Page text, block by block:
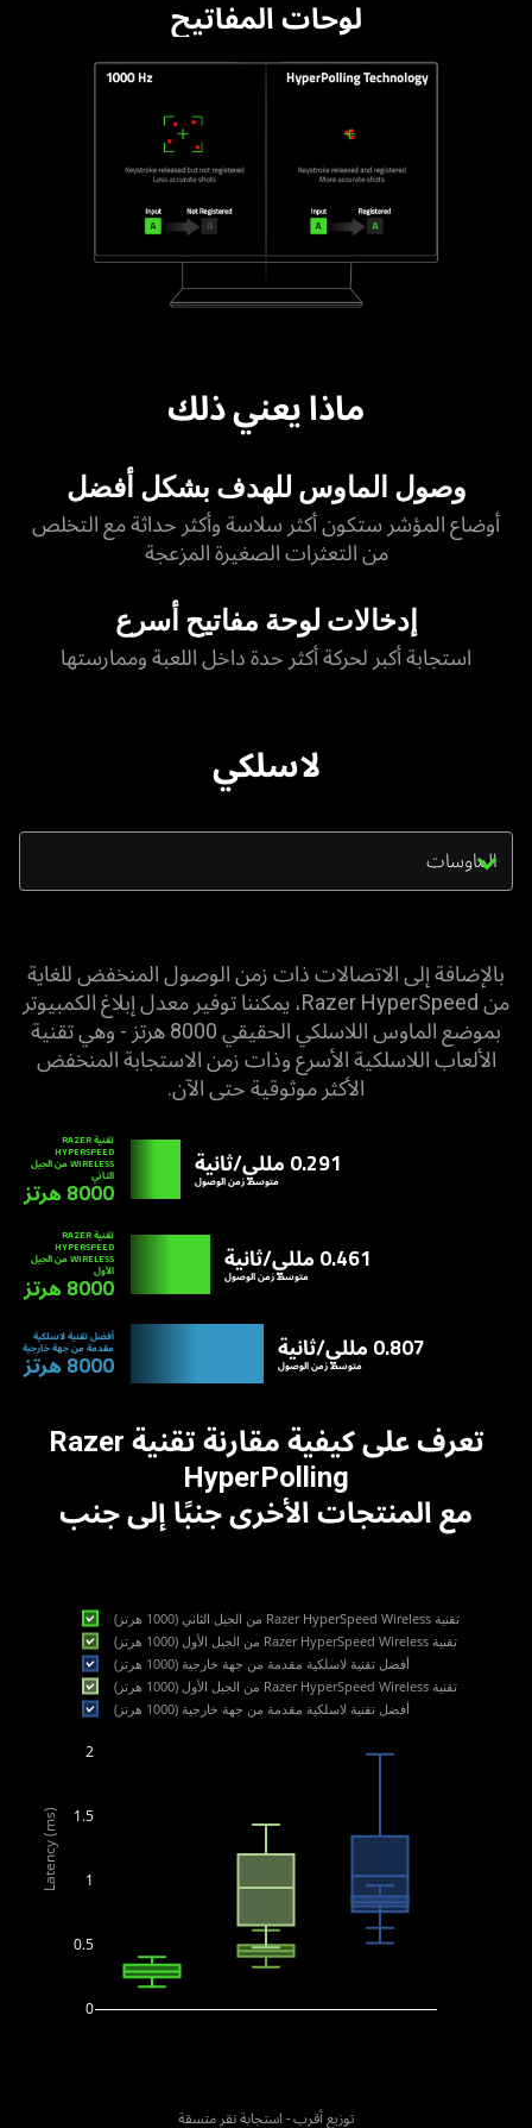
لوحات المفاتيح
ماذا يعني ذلك
وصول الماوس للهدف بشكل أفضل
أوضاع المؤشر ستكون أكثر سلاسة وأكثر حداثة مع التخلص
من التعثرات الصغيرة المزعجة
إدخالات لوحة مفاتيح أسرع
استجابة أكبر لحركة أكثر حدة داخل اللعبة وممارستها
لاسلكي
بالإضافة إلى الاتصالات ذات زمن الوصول المنخفض للغاية
من Razer HyperSpeed، يمكننا توفير معدل إبلاغ الكمبيوتر
بموضع الماوس اللاسلكي الحقيقي 8000 هرتز - وهي تقنية
الألعاب اللاسلكية الأسرع وذات زمن الاستجابة المنخفض
الأكثر موثوقية حتى الآن.
تعرف على كيفية مقارنة تقنية Razer
HyperPolling
مع المنتجات الأخرى جنبًا إلى جنب
تقنية RAZER
HYPERSPEED
WIRELESS من الجيل
الثاني
8000 هرتز
0.291 مللي/ثانية
متوسط زمن الوصول
تقنية RAZER
HYPERSPEED
WIRELESS من الجيل
الأول
8000 هرتز
0.461 مللي/ثانية
متوسط زمن الوصول
أفضل تقنية لاسلكية
مقدمة من جهة خارجية
8000 هرتز
0.807 مللي/ثانية
متوسط زمن الوصول
0
0.5
1
1.5
2
2.5
تقنية Razer HyperSpeed Wireless من الجيل الثاني (1000 هرتز)
تقنية Razer HyperSpeed Wireless من الجيل الأول (1000 هرتز)
أفضل تقنية لاسلكية مقدمة من جهة خارجية (1000 هرتز)
تقنية Razer HyperSpeed Wireless من الجيل الأول (1000 هرتز)
أفضل تقنية لاسلكية مقدمة من جهة خارجية (1000 هرتز)
Latency (ms)
توزيع أقرب - استجابة نقر متسقة